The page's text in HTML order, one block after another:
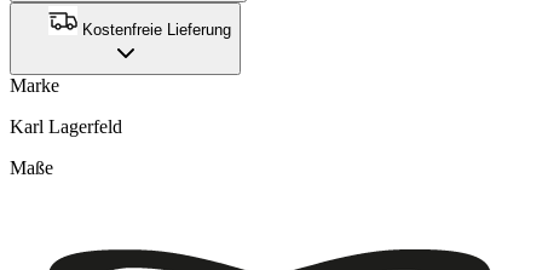
Kostenfreie Lieferung
Marke
Karl Lagerfeld
Maße